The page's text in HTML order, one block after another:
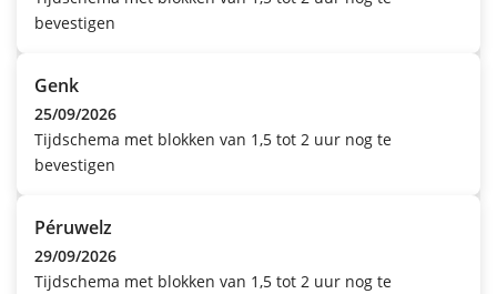
bevestigen
Genk
25/09/2026
Tijdschema met blokken van 1,5 tot 2 uur nog te
bevestigen
Péruwelz
29/09/2026
Tijdschema met blokken van 1,5 tot 2 uur nog te